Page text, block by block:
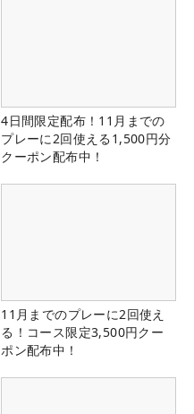
4日間限定配布！11月までの
プレーに2回使える1,500円分
クーポン配布中！
11月までのプレーに2回使え
る！コース限定3,500円クー
ポン配布中！